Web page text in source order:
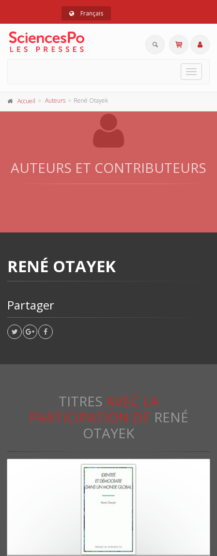
Français
Toggle
Accueil Auteurs René Otayek
AUTEURS ET CONTRIBUTEURS
RENÉ OTAYEK
Partager
TITRES AVEC LA
PARTICIPATION DE RENÉ
OTAYEK